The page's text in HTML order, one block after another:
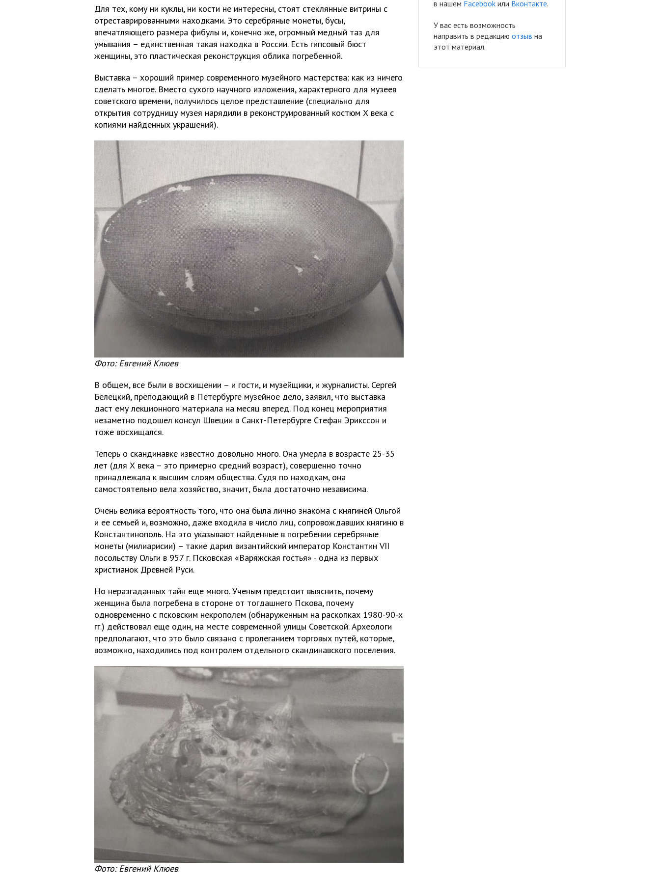
Для тех, кому ни куклы, ни кости не интересны, стоят стеклянные витрины с
отреставрированными находками. Это серебряные монеты, бусы,
впечатляющего размера фибулы и, конечно же, огромный медный таз для
умывания – единственная такая находка в России. Есть гипсовый бюст
женщины, это пластическая реконструкция облика погребенной.
Выставка – хороший пример современного музейного мастерства: как из ничего
сделать многое. Вместо сухого научного изложения, характерного для музеев
советского времени, получилось целое представление (специально для
открытия сотрудницу музея нарядили в реконструированный костюм Х века с
копиями найденных украшений).
Фото: Евгений Клюев
В общем, все были в восхищении – и гости, и музейщики, и журналисты. Сергей
Белецкий, преподающий в Петербурге музейное дело, заявил, что выставка
даст ему лекционного материала на месяц вперед. Под конец мероприятия
незаметно подошел консул Швеции в Санкт-Петербурге Стефан Эрикссон и
тоже восхищался.
Теперь о скандинавке известно довольно много. Она умерла в возрасте 25-35
лет (для Х века – это примерно средний возраст), совершенно точно
принадлежала к высшим слоям общества. Судя по находкам, она
самостоятельно вела хозяйство, значит, была достаточно независима.
Очень велика вероятность того, что она была лично знакома с княгиней Ольгой
и ее семьей и, возможно, даже входила в число лиц, сопровождавших княгиню в
Константинополь. На это указывают найденные в погребении серебряные
монеты (милиарисии) – такие дарил византийский император Константин VII
посольству Ольги в 957 г. Псковская «Варяжская гостья» - одна из первых
христианок Древней Руси.
Но неразгаданных тайн еще много. Ученым предстоит выяснить, почему
женщина была погребена в стороне от тогдашнего Пскова, почему
одновременно с псковским некрополем (обнаруженным на раскопках 1980-90-х
гг.) действовал еще один, на месте современной улицы Советской. Археологи
предполагают, что это было связано с пролеганием торговых путей, которые,
возможно, находились под контролем отдельного скандинавского поселения.
Фото: Евгений Клюев
в нашем Facebook или Вконтакте.
У вас есть возможность
направить в редакцию отзыв на
этот материал.